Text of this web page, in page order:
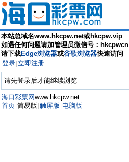
本站总域名www.hkcpw.net或hkcpw.vip
如遇任何问题请加管理员微信号：hkcpwcn
请下载Edge浏览器或谷歌浏览器快速访问
登录 立即注册
请先登录后才能继续浏览
海口彩票网www.hkcpw.net
首页 简易版 触屏版 电脑版